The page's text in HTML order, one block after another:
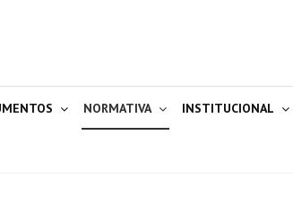
NORMATIVA INSTITUCIONAL